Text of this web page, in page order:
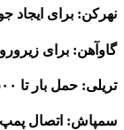
نهرکن: برای ایجاد
گاوآهن: برای
تریلی: حمل بار تا ۵۰۰ کیلوگرم در مسیرهای هموار.
سمپاش: اتصال